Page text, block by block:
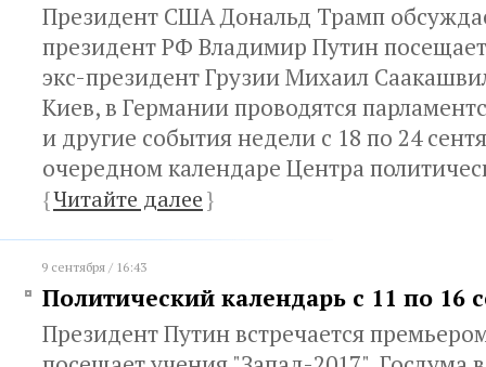
Президент США Дональд Трамп
президент РФ Владимир Путин
экс-президент Грузии Михаил
Киев, в Германии проводятся
и другие события недели с 18 по 24
очередном календаре Центра
{Читайте далее}
9 сентября / 16:43
Политический календарь с 11 по 16
Президент Путин встречается